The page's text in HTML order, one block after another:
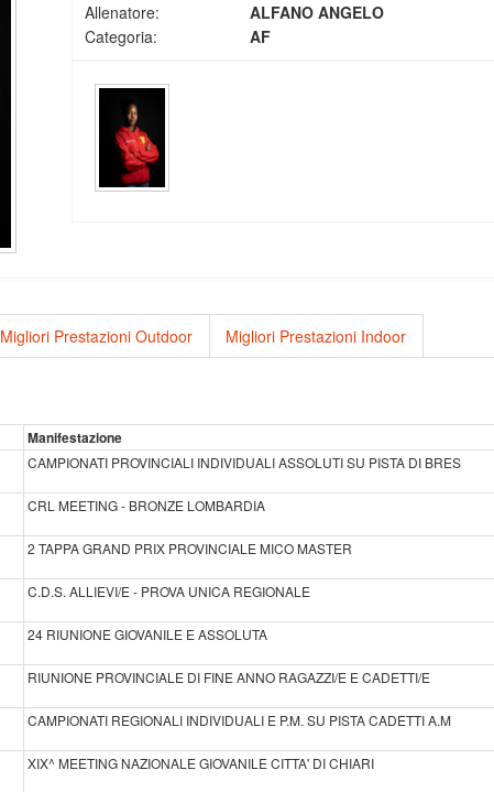
Allenatore:
ALFANO ANGELO
Categoria:
AF
Migliori Prestazioni Outdoor Migliori Prestazioni Indoor
Manifestazione
CAMPIONATI PROVINCIALI INDIVIDUALI ASSOLUTI SU PISTA DI BRES
CRL MEETING - BRONZE LOMBARDIA
2 TAPPA GRAND PRIX PROVINCIALE MICO MASTER
C.D.S. ALLIEVI/E - PROVA UNICA REGIONALE
24 RIUNIONE GIOVANILE E ASSOLUTA
RIUNIONE PROVINCIALE DI FINE ANNO RAGAZZI/E E CADETTI/E
CAMPIONATI REGIONALI INDIVIDUALI E P.M. SU PISTA CADETTI A.M
XIX^ MEETING NAZIONALE GIOVANILE CITTA' DI CHIARI